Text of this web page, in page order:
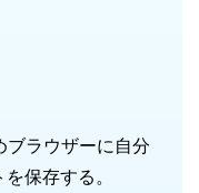
ブラウザーに自分
保存する。